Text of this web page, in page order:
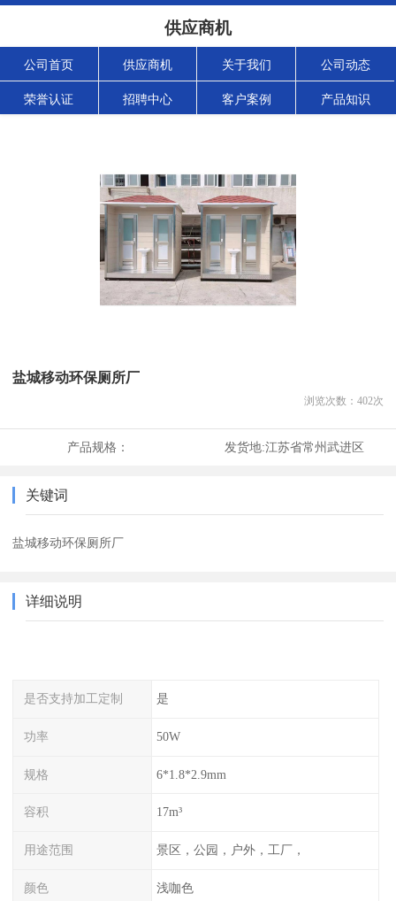
供应商机
公司首页 供应商机 关于我们 公司动态
荣誉认证 招聘中心 客户案例 产品知识
盐城移动环保厕所厂
浏览次数： 402次
产品规格： 发货地:江苏省常州武进区
关键词
盐城移动环保厕所厂
详细说明
是否支持加工定制 是
功率 50W
规格 6*1.8*2.9mm
容积 17m³
用途范围 景区，公园，户外，工厂，
颜色 浅咖色